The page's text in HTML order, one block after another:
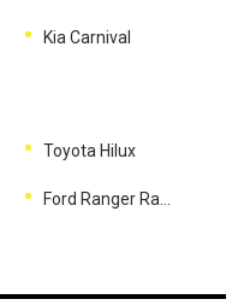
Kia Carnival
Toyota Hilux